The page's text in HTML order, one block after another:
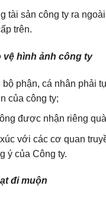
tài sản công ty ra
trên.
vệ hình ảnh công ty
phận, cá nhân phải
của công ty;
được nhận riêng
với các cơ quan
ý của Công ty.
đi muộn